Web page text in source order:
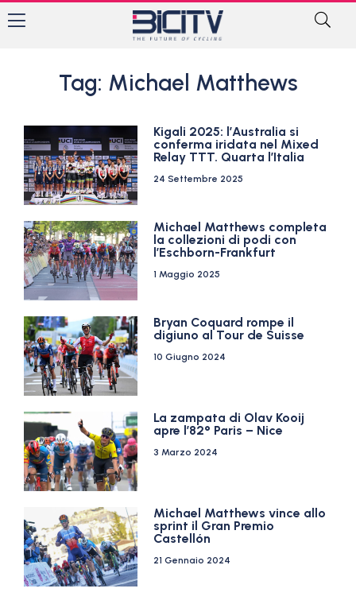
Tag: Michael Matthews
Kigali 2025: l’Australia si
conferma iridata nel Mixed
Relay TTT. Quarta l’Italia
24 Settembre 2025
Michael Matthews completa
la collezioni di podi con
l’Eschborn-Frankfurt
1 Maggio 2025
Bryan Coquard rompe il
digiuno al Tour de Suisse
10 Giugno 2024
La zampata di Olav Kooij
apre l’82° Paris – Nice
3 Marzo 2024
Michael Matthews vince allo
sprint il Gran Premio
Castellón
21 Gennaio 2024